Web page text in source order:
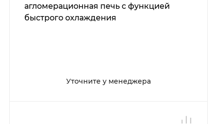
агломерационная печь с функцией
быстрого охлаждения
Уточните у менеджера